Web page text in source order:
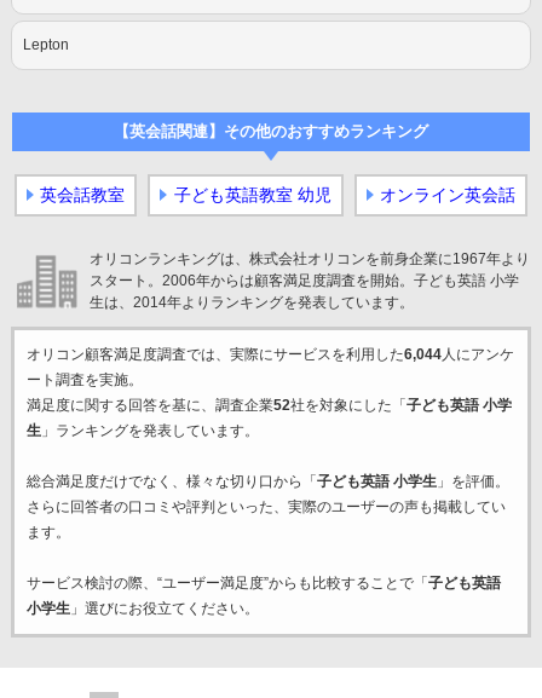
Lepton
【英会話関連】その他のおすすめランキング
英会話教室 子ども英語教室 幼児 オンライン英会話
オリコンランキングは、株式会社オリコンを前身企業に1967年より
スタート。2006年からは顧客満足度調査を開始。子ども英語 小学
生は、2014年よりランキングを発表しています。
オリコン顧客満足度調査では、実際にサービスを利用した6,044人にアンケ
ート調査を実施。
満足度に関する回答を基に、調査企業52社を対象にした「 子ども英語 小学
生」ランキングを発表しています。
総合満足度だけでなく、様々な切り口から「 子ども英語 小学生」を評価。
さらに回答者の口コミや評判といった、実際のユーザーの声も掲載してい
ます。
サービス検討の際、“ユーザー満足度”からも比較することで「 子ども英語
小学生」選びにお役立てください。